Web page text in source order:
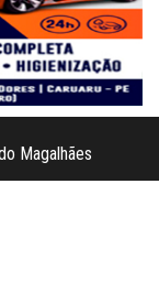
Magalhães